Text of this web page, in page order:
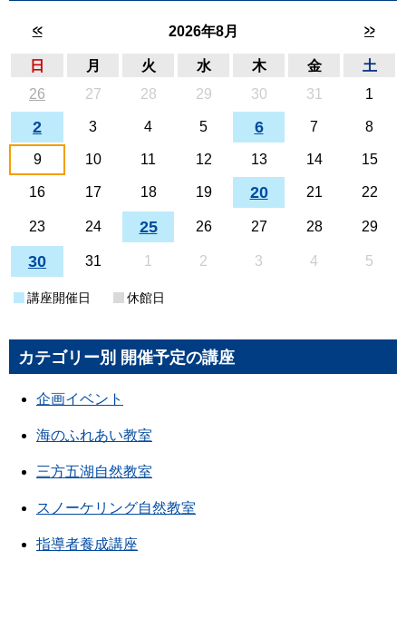
<< 2026年8月 >>
日 月 火 水 木 金
土
26
27 28 29 30 31 1
2 3 4 5 6 7 8
9 10 11 12 13 14 15
16 17 18 19 20 21 22
23 24 25 26 27 28 29
30 31 1 2 3 4 5
講座開催日 休館日
カテゴリー別 開催予定の講座
企画イベント
海のふれあい教室
三方五湖自然教室
スノーケリング自然教室
指導者養成講座